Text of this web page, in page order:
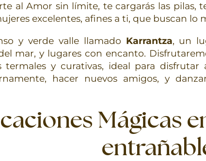
al Amor sin límite, te cargarás las pilas,
excelentes, afines a ti, que buscan lo
y verde valle llamado Karrantza, un
mar, y lugares con encanto.
termales y curativas, ideal para disfrutar
hacer nuevos amigos, y
Mágicas